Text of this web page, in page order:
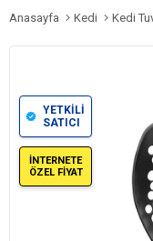
Anasayfa Kedi Kedi
YETKİLİ
SATICI
İNTERNETE
ÖZEL FİYAT